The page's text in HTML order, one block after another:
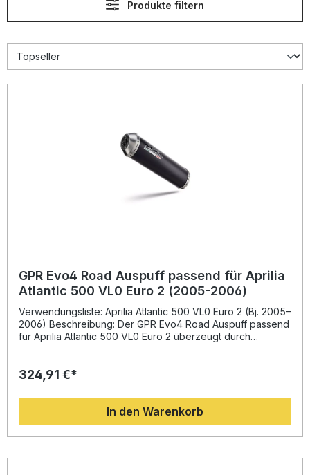
Produkte filtern
GPR Evo4 Road Auspuff passend für Aprilia
Atlantic 500 VL0 Euro 2 (2005-2006)
Verwendungsliste: Aprilia Atlantic 500 VL0 Euro 2 (Bj. 2005–
2006) Beschreibung: Der GPR Evo4 Road Auspuff passend
für Aprilia Atlantic 500 VL0 Euro 2 überzeugt durch
langjährigen Erfahrung von GPR in der Motorrad-
Leistungssteigerung sowie erhöhtes Drehmoment. Dank
der deutlichen Gewichtseinsparung gegenüber der
Serienanlage profitieren Sie von einer verbesserten
Fahrdynamik und einem sportlicheren Fahrerlebnis.Das
sportliche Linienführung Ihres Rollers, während der
324,91 €*
In den Warenkorb